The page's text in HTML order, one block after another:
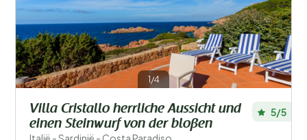
1/4
Villa Cristallo herrliche Aussicht und
einen Steinwurf von der bloßen
5/5